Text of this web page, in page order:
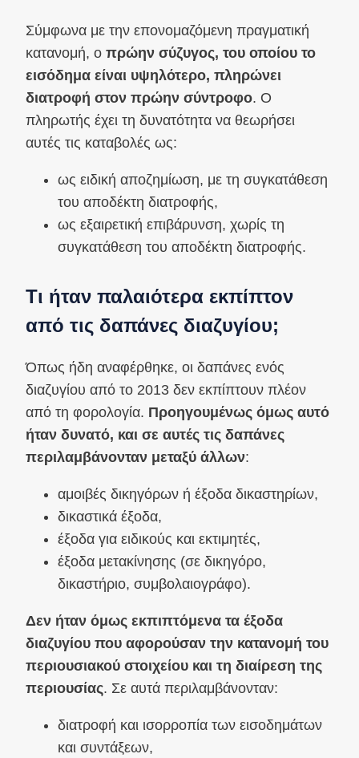
Σύμφωνα με την επονομαζόμενη πραγματική
κατανομή, ο πρώην σύζυγος, του οποίου το
εισόδημα είναι υψηλότερο, πληρώνει
διατροφή στον πρώην σύντροφο. Ο
πληρωτής έχει τη δυνατότητα να θεωρήσει
αυτές τις καταβολές ως:
ως ειδική αποζημίωση, με τη συγκατάθεση
του αποδέκτη διατροφής,
ως εξαιρετική επιβάρυνση, χωρίς τη
συγκατάθεση του αποδέκτη διατροφής.
Τι ήταν παλαιότερα εκπίπτον
από τις δαπάνες διαζυγίου;
Όπως ήδη αναφέρθηκε, οι δαπάνες ενός
διαζυγίου από το 2013 δεν εκπίπτουν πλέον
από τη φορολογία. Προηγουμένως όμως αυτό
ήταν δυνατό, και σε αυτές τις δαπάνες
περιλαμβάνονταν μεταξύ άλλων:
αμοιβές δικηγόρων ή έξοδα δικαστηρίων,
δικαστικά έξοδα,
έξοδα για ειδικούς και εκτιμητές,
έξοδα μετακίνησης (σε δικηγόρο,
δικαστήριο, συμβολαιογράφο).
Δεν ήταν όμως εκπιπτόμενα τα έξοδα
διαζυγίου που αφορούσαν την κατανομή του
περιουσιακού στοιχείου και τη διαίρεση της
περιουσίας. Σε αυτά περιλαμβάνονταν:
διατροφή και ισορροπία των εισοδημάτων
και συντάξεων,